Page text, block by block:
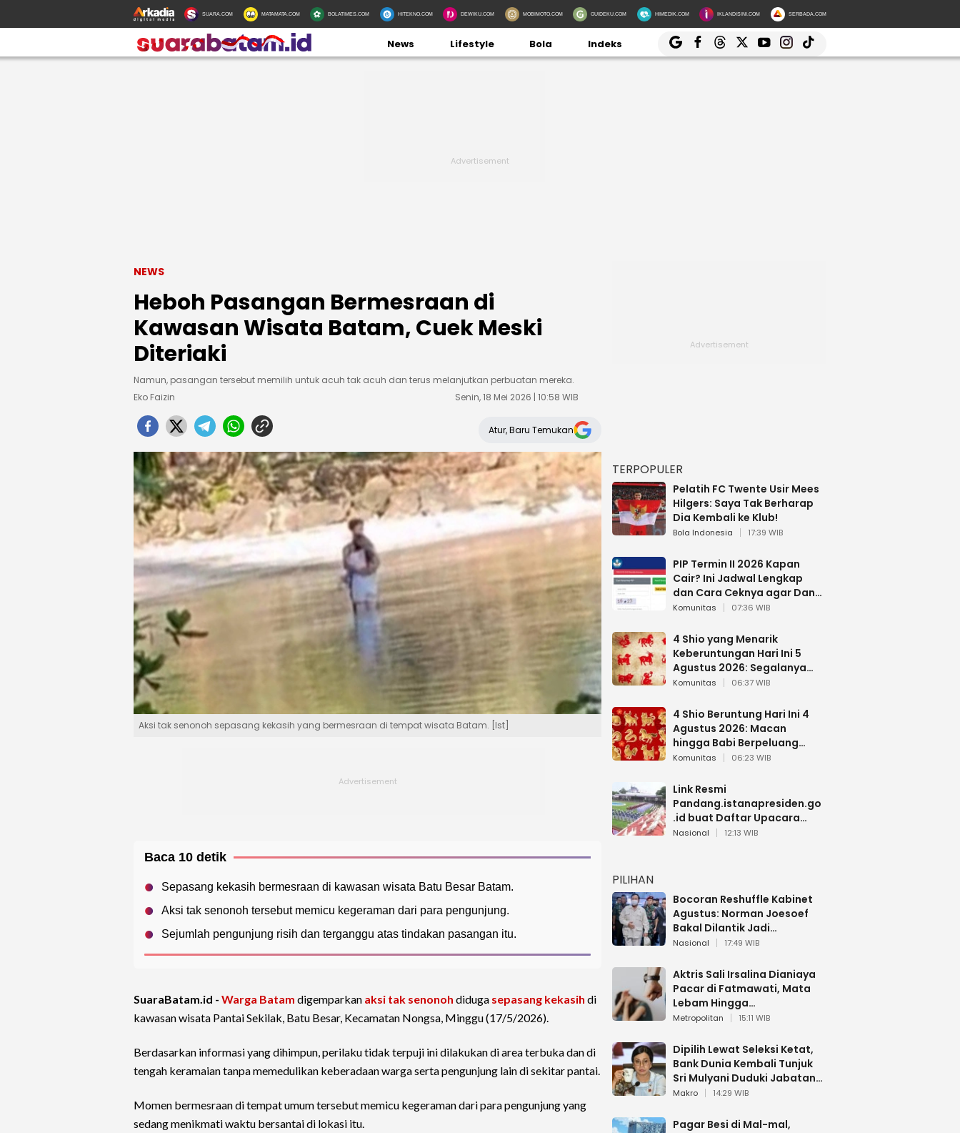
SUARA.COM MATAMATA.COM BOLATIMES.COM HITEKNO.COM DEWIKU.COM MOBIMOTO.COM GUIDEKU.COM HIMEDIK.COM IKLANDISINI.COM SERBADA.COM
News Lifestyle Bola Indeks
NEWS
Heboh Pasangan Bermesraan di
Kawasan Wisata Batam, Cuek Meski
Diteriaki
Namun, pasangan tersebut memilih untuk acuh tak acuh dan terus melanjutkan perbuatan mereka.
Eko Faizin
Senin, 18 Mei 2026 | 10:58 WIB
Atur, Baru Temukan
Aksi tak senonoh sepasang kekasih yang bermesraan di tempat wisata Batam. [Ist]
Baca 10 detik
Sepasang kekasih bermesraan di kawasan wisata Batu Besar Batam.
Aksi tak senonoh tersebut memicu kegeraman dari para pengunjung.
Sejumlah pengunjung risih dan terganggu atas tindakan pasangan itu.
SuaraBatam.id - Warga Batam digemparkan aksi tak senonoh diduga sepasang kekasih di
kawasan wisata Pantai Sekilak, Batu Besar, Kecamatan Nongsa, Minggu (17/5/2026).
Berdasarkan informasi yang dihimpun, perilaku tidak terpuji ini dilakukan di area terbuka dan di
tengah keramaian tanpa memedulikan keberadaan warga serta pengunjung lain di sekitar pantai.
Momen bermesraan di tempat umum tersebut memicu kegeraman dari para pengunjung yang
sedang menikmati waktu bersantai di lokasi itu.
TERPOPULER
Pelatih FC Twente Usir Mees
Hilgers: Saya Tak Berharap
Dia Kembali ke Klub!
Bola Indonesia 17:39 WIB
PIP Termin II 2026 Kapan
Cair? Ini Jadwal Lengkap
dan Cara Ceknya agar Dana
Tidak Hangus!
Komunitas 07:36 WIB
4 Shio yang Menarik
Keberuntungan Hari Ini 5
Agustus 2026: Segalanya
Berjalan Lancar
Komunitas 06:37 WIB
4 Shio Beruntung Hari Ini 4
Agustus 2026: Macan
hingga Babi Berpeluang
Dapat Kabar Baik
Komunitas 06:23 WIB
Link Resmi
Pandang.istanapresiden.go
.id buat Daftar Upacara
Bendera HUT RI di Istana
Nasional 12:13 WIB
PILIHAN
Bocoran Reshuffle Kabinet
Agustus: Norman Joesoef
Bakal Dilantik Jadi
Wamenhan RI
Nasional 17:49 WIB
Aktris Sali Irsalina Dianiaya
Pacar di Fatmawati, Mata
Lebam Hingga
Diselamatkan Polantas
Metropolitan 15:11 WIB
Dipilih Lewat Seleksi Ketat,
Bank Dunia Kembali Tunjuk
Sri Mulyani Duduki Jabatan
Strategis
Makro 14:29 WIB
Pagar Besi di Mal-mal,